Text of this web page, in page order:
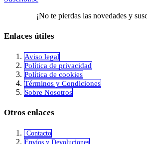
¡No te pierdas las novedades y
Enlaces útiles
Aviso legal
Política de privacidad
​Política de cookies
Términos y Condiciones
Sobre Nosotros
Otros enlaces
Contacto
Envíos y Devoluciones